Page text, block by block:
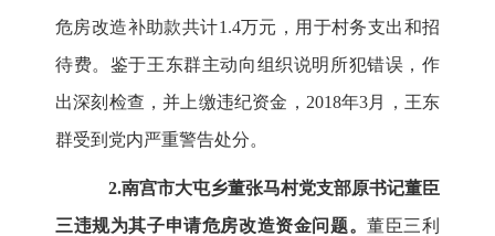
危房改造补助款共计1.4万元，用于村务支出和招
待费。鉴于王东群主动向组织说明所犯错误，作
出深刻检查，并上缴违纪资金，2018年3月，王东
群受到党内严重警告处分。
2.南宫市大屯乡董张马村党支部原书记董臣
三违规为其子申请危房改造资金问题。董臣三利